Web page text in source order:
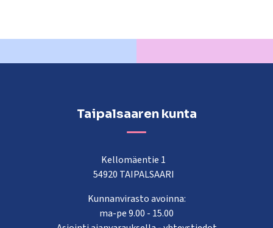
Taipalsaaren kunta
Kellomäentie 1
54920 TAIPALSAARI
Kunnanvirasto avoinna:
ma-pe 9.00 - 15.00